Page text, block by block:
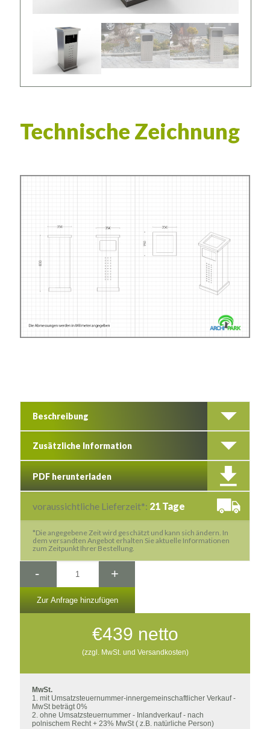
Technische Zeichnung
Beschreibung
Zusätzliche Information
PDF herunterladen
voraussichtliche Lieferzeit*: 21 Tage
*Die angegebene Zeit wird geschätzt und kann sich ändern. In
dem versandten Angebot erhalten Sie aktuelle Informationen
zum Zeitpunkt Ihrer Bestellung.
- +
Zur Anfrage hinzufügen
€439 netto
(zzgl. MwSt. und Versandkosten)
MwSt.
1. mit Umsatzsteuernummer-innergemeinschaftlicher Verkauf -
MwSt beträgt 0%
2. ohne Umsatzsteuernummer - Inlandverkauf - nach
polnischem Recht + 23% MwSt ( z.B. natürliche Person)